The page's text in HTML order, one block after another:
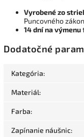
Vyrobené zo
Puncovného
14 dní na výmenu
Dodatočné
Kategória:
Materiál:
Farba:
Zapínanie náušnic: